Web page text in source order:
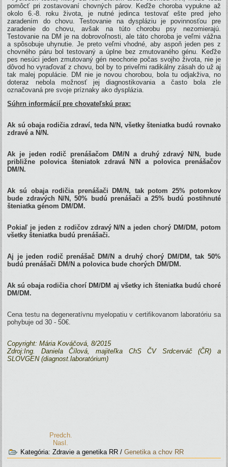
pomôcť pri zostavovaní chovných párov. Keďže choroba vypukne až
okolo 6.-8. roku života, je nutné jedinca testovať ešte pred jeho
zaradením do chovu. Testovanie na dyspláziu je povinnosťou pre
zaradenie do chovu, avšak na túto chorobu psy nezomierajú.
Testovanie na DM je na dobrovoľnosti, ale táto choroba je veľmi vážna
a spôsobuje uhynutie. Je preto veľmi vhodné, aby aspoň jeden pes z
chovného páru bol testovaný a úplne bez zmutovaného génu. Keďže
pes nesúci jeden zmutovaný gén neochorie počas svojho života, nie je
dôvod ho vyraďovať z chovu, bol by to priveľmi radikálny zásah do už aj
tak malej populácie. DM nie je novou chorobou, bola tu odjakživa, no
doteraz nebola možnosť jej diagnostikovania a často bola zle
označovaná pre svoje príznaky ako dysplázia.
Súhrn informácií pre chovateľskú prax:
Ak sú obaja rodičia zdraví, teda N/N, všetky šteniatka budú rovnako
zdravé a N/N.
Ak je jeden rodič prenášačom DM/N a druhý zdravý N/N, bude
približne polovica šteniatok zdravá N/N a polovica prenášačov
DM/N.
Ak sú obaja rodičia prenášači DM/N, tak potom 25% potomkov
bude zdravých N/N, 50% budú prenášači a 25% budú postihnuté
šteniatka génom DM/DM.
Pokiaľ je jeden z rodičov zdravý N/N a jeden chorý DM/DM, potom
všetky šteniatka budú prenášači.
Aj je jeden rodič prenášač DM/N a druhý chorý DM/DM, tak 50%
budú prenášači DM/N a polovica bude chorých DM/DM.
Ak sú obaja rodičia chorí DM/DM aj všetky ich šteniatka budú choré
DM/DM.
Cena testu na degeneratívnu myelopatiu v certifikovanom laboratóriu sa
pohybuje od 30 - 50€.
Copyright: Mária Kováčová, 8/2015
Zdroj:Ing. Daniela Čílová, majiteľka ChS ČV Srdcerváč (ČR) a
SLOVGEN (diagnost.laboratórium)
Predch.
Nasl.
Kategória:Zdravie a genetika RR /Genetika a chov RR